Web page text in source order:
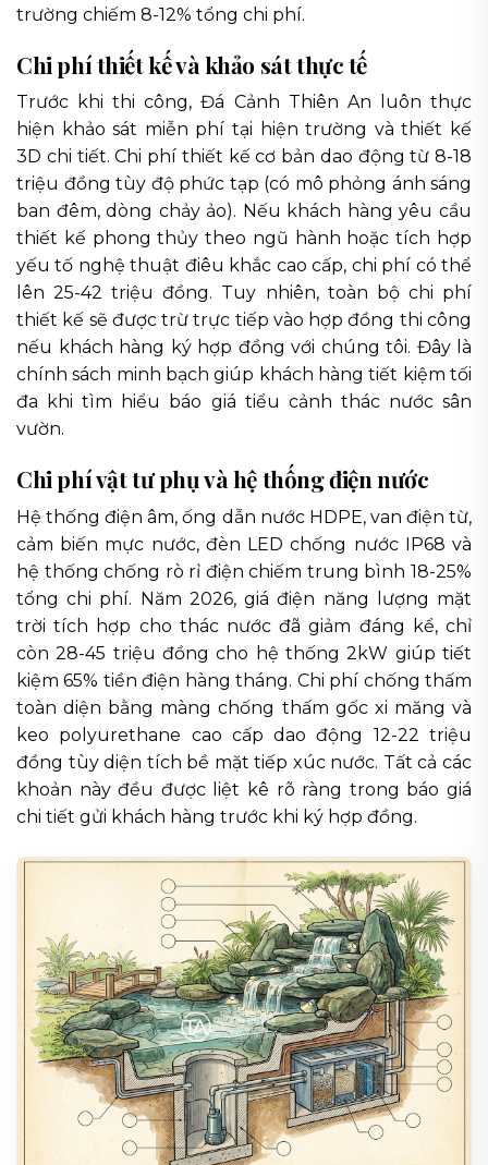
trường chiếm 8-12% tổng chi phí.
Chi phí thiết kế và khảo sát thực tế
Trước khi thi công, Đá Cảnh Thiên An luôn thực
hiện khảo sát miễn phí tại hiện trường và thiết kế
3D chi tiết. Chi phí thiết kế cơ bản dao động từ 8-18
triệu đồng tùy độ phức tạp (có mô phỏng ánh sáng
ban đêm, dòng chảy ảo). Nếu khách hàng yêu cầu
thiết kế phong thủy theo ngũ hành hoặc tích hợp
yếu tố nghệ thuật điêu khắc cao cấp, chi phí có thể
lên 25-42 triệu đồng. Tuy nhiên, toàn bộ chi phí
thiết kế sẽ được trừ trực tiếp vào hợp đồng thi công
nếu khách hàng ký hợp đồng với chúng tôi. Đây là
chính sách minh bạch giúp khách hàng tiết kiệm tối
đa khi tìm hiểu báo giá tiểu cảnh thác nước sân
vườn.
Chi phí vật tư phụ và hệ thống điện nước
Hệ thống điện âm, ống dẫn nước HDPE, van điện từ,
cảm biến mực nước, đèn LED chống nước IP68 và
hệ thống chống rò rỉ điện chiếm trung bình 18-25%
tổng chi phí. Năm 2026, giá điện năng lượng mặt
trời tích hợp cho thác nước đã giảm đáng kể, chỉ
còn 28-45 triệu đồng cho hệ thống 2kW giúp tiết
kiệm 65% tiền điện hàng tháng. Chi phí chống thấm
toàn diện bằng màng chống thấm gốc xi măng và
keo polyurethane cao cấp dao động 12-22 triệu
đồng tùy diện tích bề mặt tiếp xúc nước. Tất cả các
khoản này đều được liệt kê rõ ràng trong báo giá
chi tiết gửi khách hàng trước khi ký hợp đồng.